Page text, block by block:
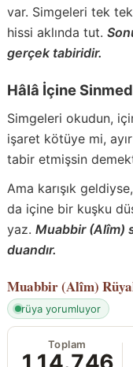
var. Simgeleri tek
hissi aklında tut.
gerçek tabiridir.
Hâlâ İçine
Simgeleri okudun,
işaret kötüye mi,
tabir etmişsin
Ama karışık
da içine bir kuşku
yaz. Muabbir (Alîm)
duandır.
Muabbir (Alîm)
rüya yorumluyor
Toplam